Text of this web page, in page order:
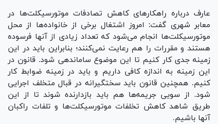
عارف درباره راهکار‌های کاهش تصادفات موتورسیکلت‌ها در
معابر شهری گفت: امروز اشتغال برخی از خانواده‌ها از محل
موتورسیکلت‌ها انجام می‌شود که تعداد زیادی از آنها فرسوده
هستند و مقررات را هم رعایت نمی‌کنند؛ بنابراین باید در این
زمینه جدی کار کنیم تا این موضوع ساماندهی شود. قانون در
این زمینه به اندازه کافی داریم و باید در زمینه ضوابط کار
کنیم. همچنین قانون باید سختگیرانه در قبال متخلف اجرایی
شود. از سویی جریمه‌ها هم باید بازدارنده شوند تا از این
طریق شاهد کاهش تخلفات موتورسیکلت‌ها و تلفات راکبان
آنها باشیم.